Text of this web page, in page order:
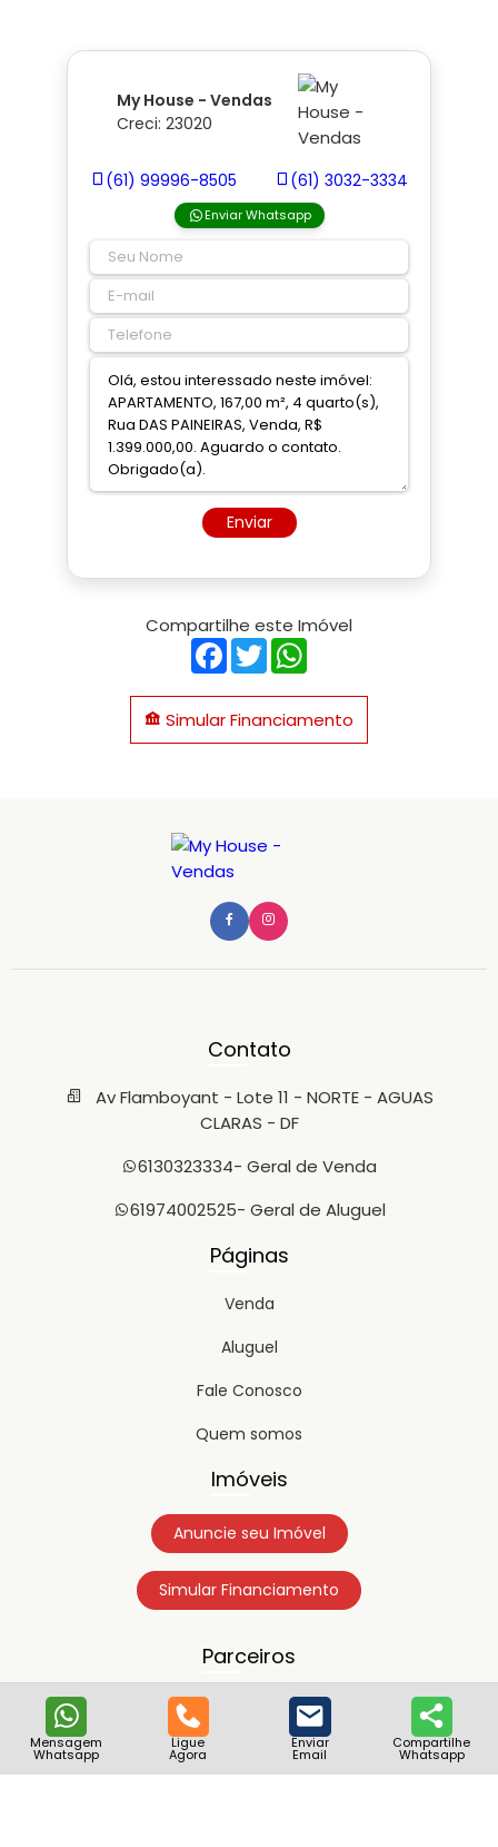
Mensagem
Whatsapp
Ligue
Agora
Enviar
Email
Compartilhe
Whatsapp
My House - Vendas
Creci: 23020
(61) 99996-8505 (61) 3032-3334
Enviar Whatsapp
Enviar
Compartilhe este Imóvel
Facebook
Twitter
Simular Financiamento
Contato
Av Flamboyant - Lote 11 - NORTE - AGUAS
CLARAS - DF
6130323334- Geral de Venda
61974002525- Geral de Aluguel
Páginas
Venda
Aluguel
Fale Conosco
Quem somos
Imóveis
Anuncie seu Imóvel
Simular Financiamento
Parceiros